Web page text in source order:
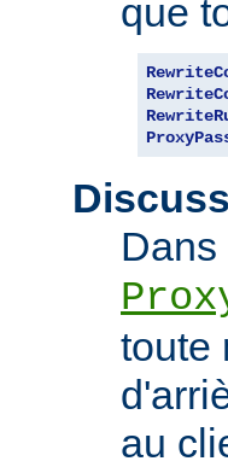
que
toute
au